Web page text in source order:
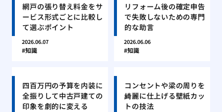
網戸の張り替え料金をサ
ービス形式ごとに比較し
て選ぶポイント
2026.06.07
知識
リフォーム後の確定申告
で失敗しないための専門
的な助言
2026.06.06
知識
四百万円の予算を内装に
全振りして中古戸建ての
印象を劇的に変える
コンセントや梁の周りを
綺麗に仕上げる壁紙カッ
トの技法